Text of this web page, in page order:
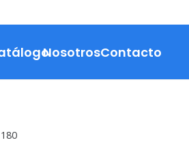
NosotrosContacto